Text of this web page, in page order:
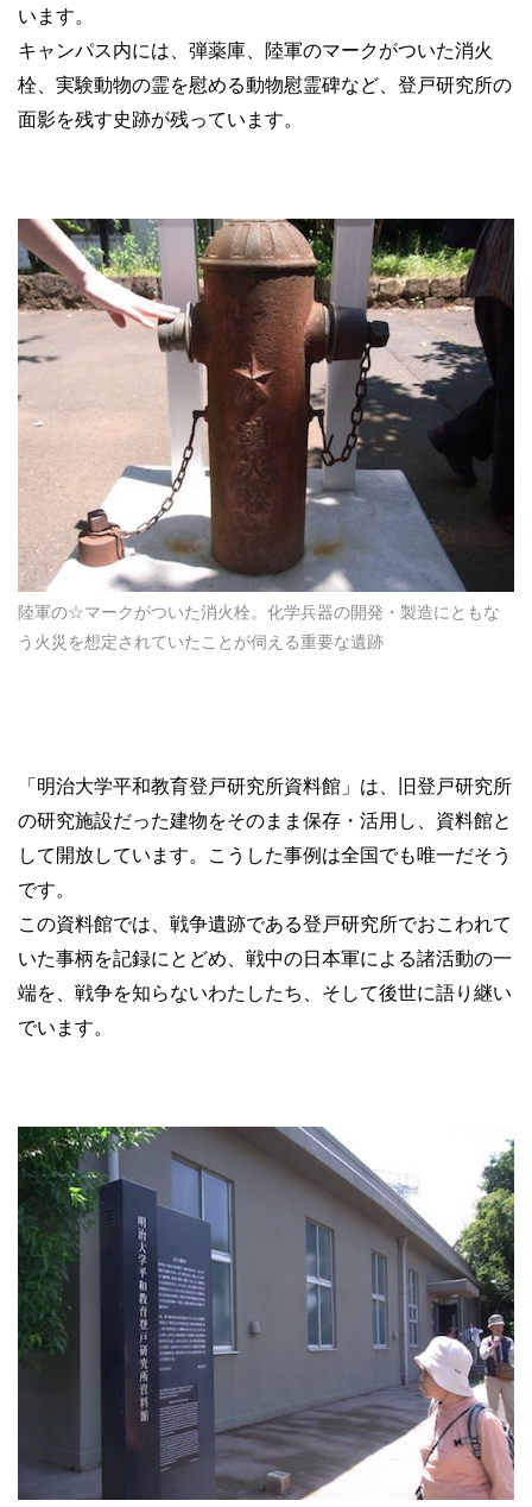
います。
キャンパス内には、弾薬庫、陸軍のマークがついた消火
栓、実験動物の霊を慰める動物慰霊碑など、登戸研究所の
面影を残す史跡が残っています。
陸軍の☆マークがついた消火栓。化学兵器の開発・製造にともな
う火災を想定されていたことが伺える重要な遺跡
「明治大学平和教育登戸研究所資料館」は、旧登戸研究所
の研究施設だった建物をそのまま保存・活用し、資料館と
して開放しています。こうした事例は全国でも唯一だそう
です。
この資料館では、戦争遺跡である登戸研究所でおこわれて
いた事柄を記録にとどめ、戦中の日本軍による諸活動の一
端を、戦争を知らないわたしたち、そして後世に語り継い
でいます。